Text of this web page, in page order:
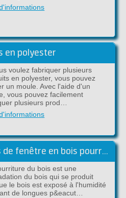
en polyester
voulez fabriquer plusieurs
en polyester, vous pouvez
un moule. Avec l'aide d'un
vous pouvez facilement
plusieurs prod…
Réparation de cadres de fenêtre en bois pourri avec de l'époxy
du bois est une
du bois qui se produit
le bois est exposé à l'humidité
de longues p&eacut…